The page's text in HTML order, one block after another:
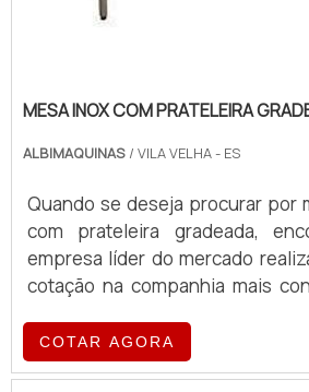
MESA INOX COM PRATELEIRA
ALBIMAQUINAS / VILA VELHA - ES
Quando se deseja procurar por
com prateleira gradeada,
empresa líder do mercado
cotação na companhia mais
prateleira gradeada, com a
Albimáquinas o cliente obterá
COTAR AGORA